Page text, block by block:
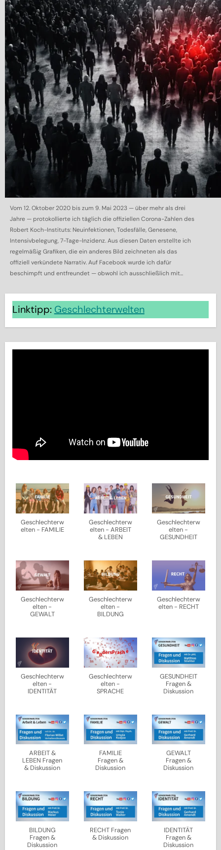
Vom 12. Oktober 2020 bis zum 9. Mai 2023 — über mehr als drei
Jahre — protokollierte ich täglich die offiziellen Corona-Zahlen des
Robert Koch-Instituts: Neuinfektionen, Todesfälle, Genesene,
Intensivbelegung, 7-Tage-Inzidenz. Aus diesen Daten erstellte ich
regelmäßig Grafiken, die ein anderes Bild zeichneten als das
offiziell verkündete Narrativ. Auf Facebook wurde ich dafür
beschimpft und entfreundet — obwohl ich ausschließlich mit...
Linktipp: Geschlechterwelten
Geschlechterw
elten - FAMILIE
Geschlechterw
elten - ARBEIT
& LEBEN
Geschlechterw
elten -
GESUNDHEIT
Geschlechterw
elten -
GEWALT
Geschlechterw
elten -
BILDUNG
Geschlechterw
elten - RECHT
Geschlechterw
elten -
IDENTITÄT
Geschlechterw
elten -
SPRACHE
GESUNDHEIT
Fragen &
Diskussion
ARBEIT &
LEBEN Fragen
& Diskussion
FAMILIE
Fragen &
Diskussion
GEWALT
Fragen &
Diskussion
BILDUNG
Fragen &
Diskussion
RECHT Fragen
& Diskussion
IDENTITÄT
Fragen &
Diskussion